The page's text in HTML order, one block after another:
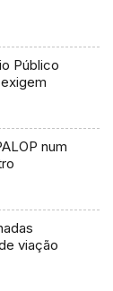
Público
num
viação